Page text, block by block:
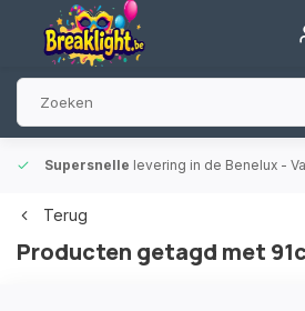
Supersnelle levering in de Benelux -
Terug
Producten getagd met